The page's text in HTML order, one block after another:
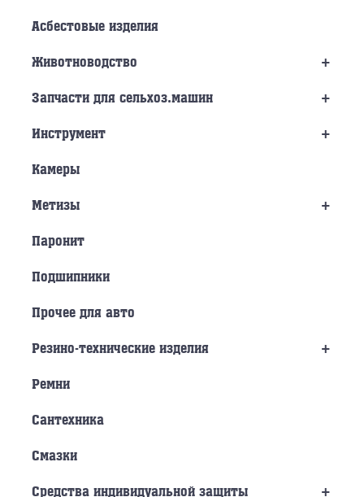
Асбестовые изделия
+
Животноводство
+
Запчасти для сельхоз.машин
+
Инструмент
Камеры
+
Метизы
Паронит
Подшипники
Прочее для авто
+
Резино-технические изделия
Ремни
Сантехника
Смазки
+
Средства индивидуальной защиты